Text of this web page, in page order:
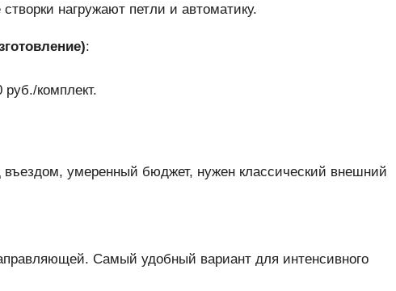
нагружают петли и автоматику.
:
комплект.
въездом, умеренный бюджет, нужен классический внешний
Самый удобный вариант для интенсивного